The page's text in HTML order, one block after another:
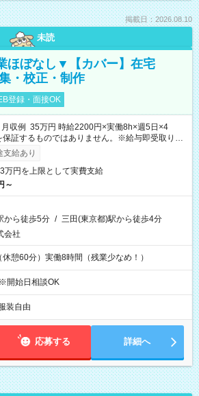
掲載日：2026.08.10
未読
ほぼなし▼【カバー】在宅
・校正・制作
登録・面接OK
収例 35万円 時給2200円×実働8h×週5日×4
証するものではありません。※給与即受取りサ
利用条件有）
支給あり
万円を上限として実費支給
～
から徒歩5分 / 三田(東京都)駅から徒歩4分
会社
憩60分）実働8時間（残業少なめ！）
始日相談OK
装自由
応募する 詳細へ